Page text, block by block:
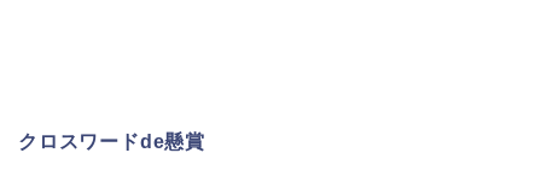
クロスワードde懸賞